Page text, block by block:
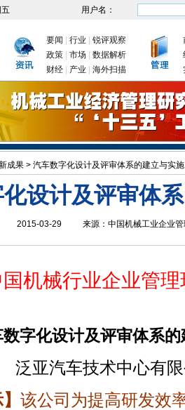
五 用户名：
要闻 行业
锐评观察
政策
市场
数据解析
财经
产业 海外扫描
成果 > 汽车数字化设计及评审体系的建立与实施
设计及评审体
2015-03-29 来源： 中国机械工业企业
国机械行业企业管
字化设计及评审体系
泛亚汽车技术中心有
该公司为提高研发效